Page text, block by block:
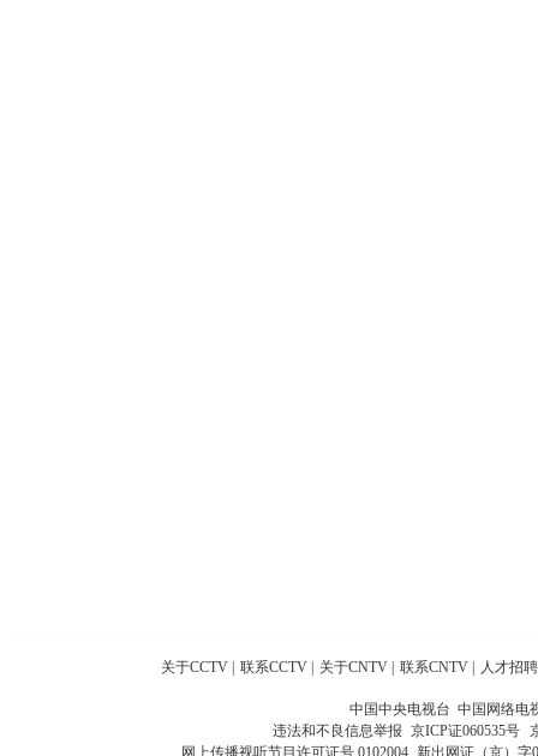
关于CCTV 联系CCTV 关于CNTV 联系CNTV 人才招聘
中国中央电视台 中国网络电
违法和不良信息举报 京ICP证060535号
网上传播视听节目许可证号 0102004 新出网证（京）